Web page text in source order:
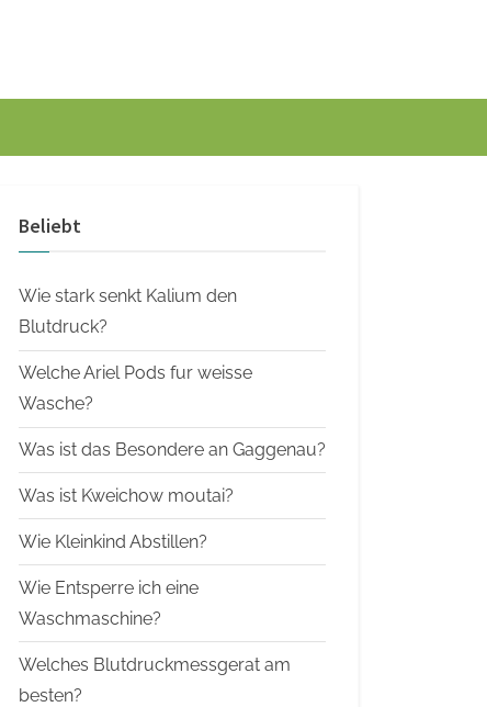
Beliebt
Wie stark senkt Kalium den
Blutdruck?
Welche Ariel Pods fur weisse
Wasche?
Was ist das Besondere an Gaggenau?
Was ist Kweichow moutai?
Wie Kleinkind Abstillen?
Wie Entsperre ich eine
Waschmaschine?
Welches Blutdruckmessgerat am
besten?